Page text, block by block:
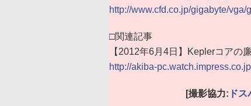
http://www.cfd.co.jp/gigabyte/vga/
□関連記事
【2012年6月4日】Keplerコアの
http://akiba-
[撮影協力: ド